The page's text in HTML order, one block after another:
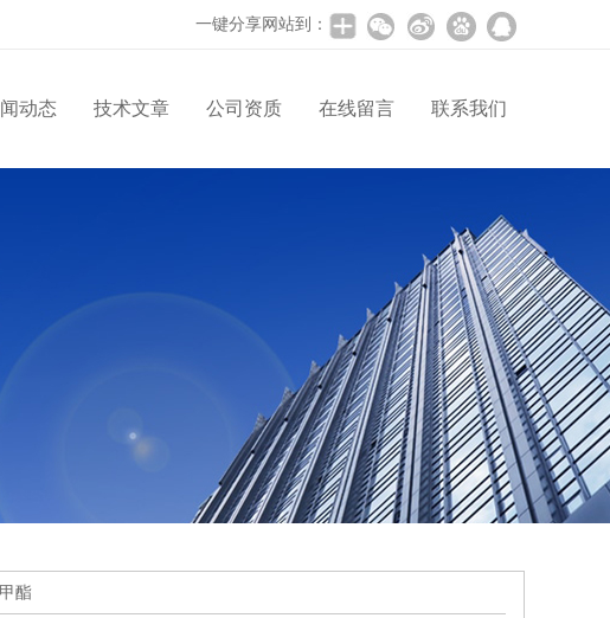
一键分享网站到：
动态 技术文章 公司资质 在线留言 联系我们
酯